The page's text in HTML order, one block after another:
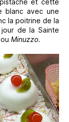
et cette
blanc avec une
la poitrine de la
de la Sainte
Minuzzo.